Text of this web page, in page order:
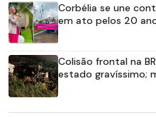
Corbélia se une
em ato pelos 20
Colisão frontal na
estado gravíssimo;